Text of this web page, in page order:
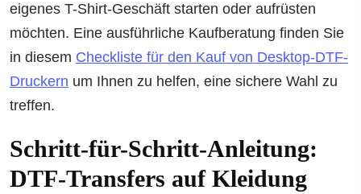
eigenes T-Shirt-Geschäft starten oder aufrüsten
möchten. Eine ausführliche Kaufberatung finden Sie
in diesem Checkliste für den Kauf von Desktop-DTF-
Druckern um Ihnen zu helfen, eine sichere Wahl zu
treffen.
Schritt-für-Schritt-Anleitung:
DTF-Transfers auf Kleidung